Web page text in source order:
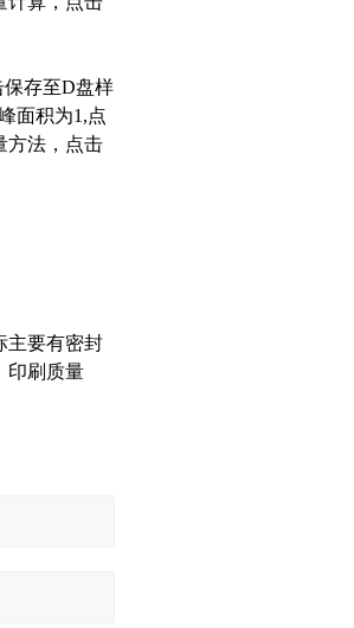
保存至D盘样
面积为1,点
方法，点击
要有密封
印刷质量